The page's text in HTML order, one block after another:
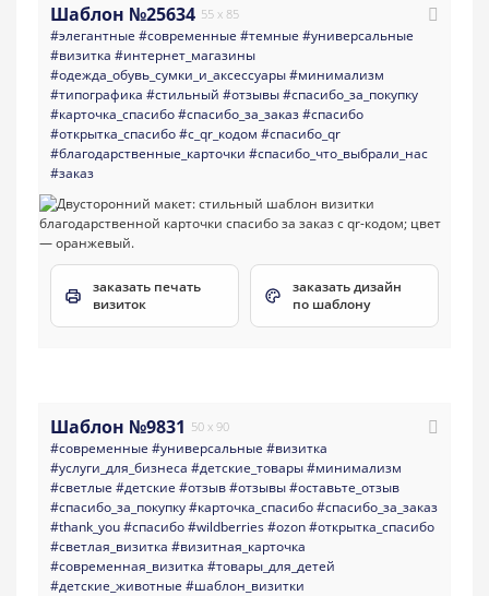
Шаблон №25634 55 x 85
#элегантные #современные #темные #универсальные
#визитка #интернет_магазины
#одежда_обувь_сумки_и_аксессуары#минимализм
#типографика #стильный #отзывы#спасибо_за_покупку
#карточка_спасибо#спасибо_за_заказ#спасибо
#открытка_спасибо#с_qr_кодом #спасибо_qr
#благодарственные_карточки #спасибо_что_выбрали_нас
#заказ
заказать печать
визиток
заказать дизайн
по шаблону
Шаблон №9831 50 x 90
#современные #универсальные #визитка
#услуги_для_бизнеса #детские_товары#минимализм
#светлые #детские #отзыв#отзывы#оставьте_отзыв
#спасибо_за_покупку#карточка_спасибо#спасибо_за_заказ
#thank_you#спасибо#wildberries#ozon#открытка_спасибо
#светлая_визитка #визитная_карточка
#современная_визитка #товары_для_детей
#детские_животные #шаблон_визитки